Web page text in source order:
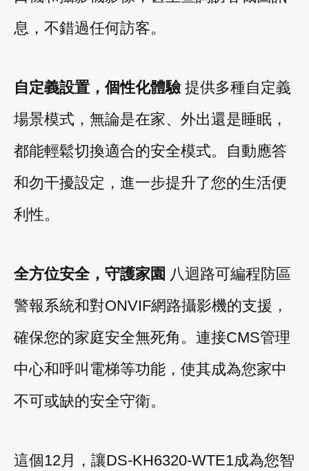
息，不錯過任何訪客。
自定義設置，個性化體驗提供多種自定義
場景模式，無論是在家、外出還是睡眠，
都能輕鬆切換適合的安全模式。自動應答
和勿干擾設定，進一步提升了您的生活便
利性。
全方位安全，守護家園 八迴路可編程防區
警報系統和對ONVIF網路攝影機的支援，
確保您的家庭安全無死角。連接CMS管理
中心和呼叫電梯等功能，使其成為您家中
不可或缺的安全守衛。
這個12月，讓DS-KH6320-WTE1成為您智